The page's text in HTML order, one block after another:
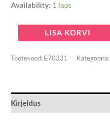
Availability: 1 laos
LISA KORVI
Tootekood: E70331 Kategooria:
Kirjeldus